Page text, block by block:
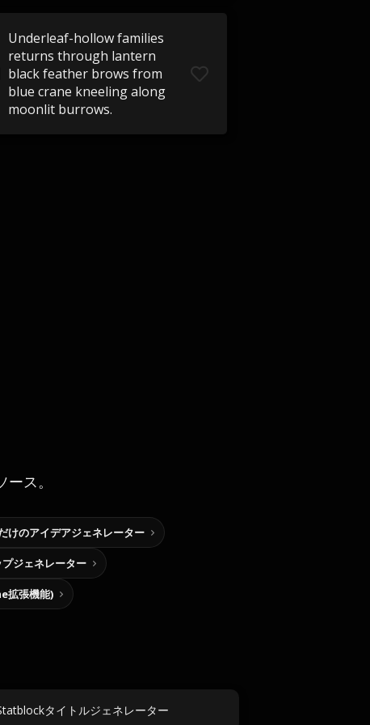
Underleaf-hollow families
returns through lantern
black feather brows from
blue crane kneeling along
moonlit burrows.
ス。
けのアイデアジェネレーター
ジェネレーター
張機能)
タイトルジェネレーター